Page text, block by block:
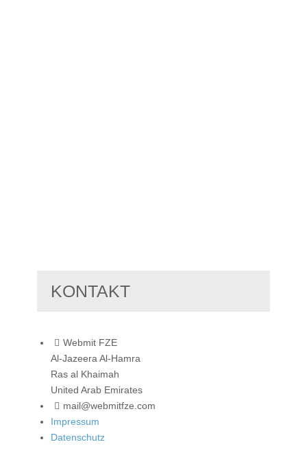
KONTAKT
Webmit FZE
Al-Jazeera Al-Hamra
Ras al Khaimah
United Arab Emirates
mail@webmitfze.com
Impressum
Datenschutz